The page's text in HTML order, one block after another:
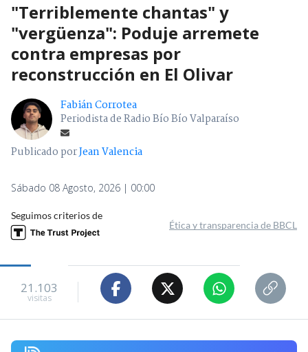
"Terriblemente chantas" y
"vergüenza": Poduje arremete
contra empresas por
reconstrucción en El Olivar
Fabián Corrotea
Periodista de Radio Bío Bío Valparaíso
Publicado porJean Valencia
Sábado 08 Agosto, 2026 | 00:00
Seguimos criterios de
Ética y transparencia de BBCL
21.103
visitas